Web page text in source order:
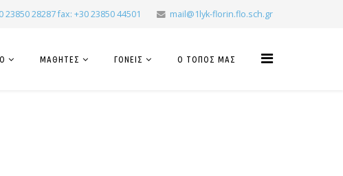
23850 28287 fax: +30 23850 44501 mail@1lyk-florin.flo.sch.gr
ΜΑΘΗΤΕΣ ΓΟΝΕΙΣ Ο ΤΟΠΟΣ ΜΑΣ